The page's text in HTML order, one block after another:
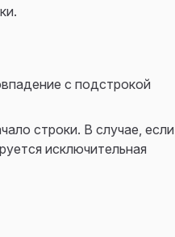
с подстрокой
строки. В случае, если
исключительная